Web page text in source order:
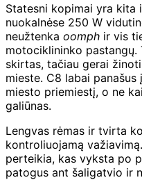
Statesni kopimai yra kita
nuokalnėse 250 W
neužtenka oomph ir vis
motociklininko pastangų.
skirtas, tačiau gerai
mieste. C8 labai
miesto priemiestį, o ne
galiūnas.
Lengvas rėmas ir tvirta
kontroliuojamą
perteikia, kas vyksta po
patogus ant šaligatvio ir